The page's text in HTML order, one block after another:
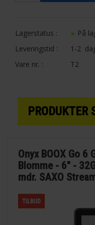
Lagerstatus :
På
Leveringstid :
1-2
Vare nr. :
T2
Onyx BOOX Go
Blomme - 6" -
mdr. SAXO
TILBUD